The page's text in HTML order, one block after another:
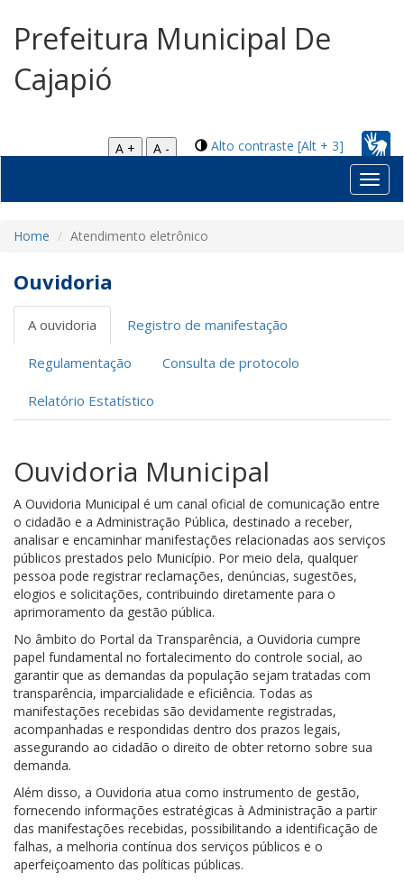
Prefeitura Municipal De
Cajapió
Alto contraste [Alt + 3]
A +
A -
Home Atendimento eletrônico
Ouvidoria
A ouvidoria Registro de manifestação
Regulamentação Consulta de protocolo
Relatório Estatístico
Ouvidoria Municipal
A Ouvidoria Municipal é um canal oficial de comunicação entre
o cidadão e a Administração Pública, destinado a receber,
analisar e encaminhar manifestações relacionadas aos serviços
públicos prestados pelo Município. Por meio dela, qualquer
pessoa pode registrar reclamações, denúncias, sugestões,
elogios e solicitações, contribuindo diretamente para o
aprimoramento da gestão pública.
No âmbito do Portal da Transparência, a Ouvidoria cumpre
papel fundamental no fortalecimento do controle social, ao
garantir que as demandas da população sejam tratadas com
transparência, imparcialidade e eficiência. Todas as
manifestações recebidas são devidamente registradas,
acompanhadas e respondidas dentro dos prazos legais,
assegurando ao cidadão o direito de obter retorno sobre sua
demanda.
Além disso, a Ouvidoria atua como instrumento de gestão,
fornecendo informações estratégicas à Administração a partir
das manifestações recebidas, possibilitando a identificação de
falhas, a melhoria contínua dos serviços públicos e o
aperfeiçoamento das políticas públicas.